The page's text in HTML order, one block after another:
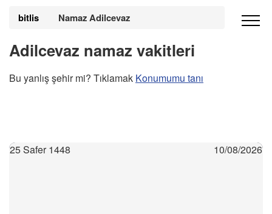
bitlis Namaz Adilcevaz
Adilcevaz namaz vakitleri
Bu yanlış şehir mi? Tıklamak Konumumu tanı
25 Safer 1448 10/08/2026